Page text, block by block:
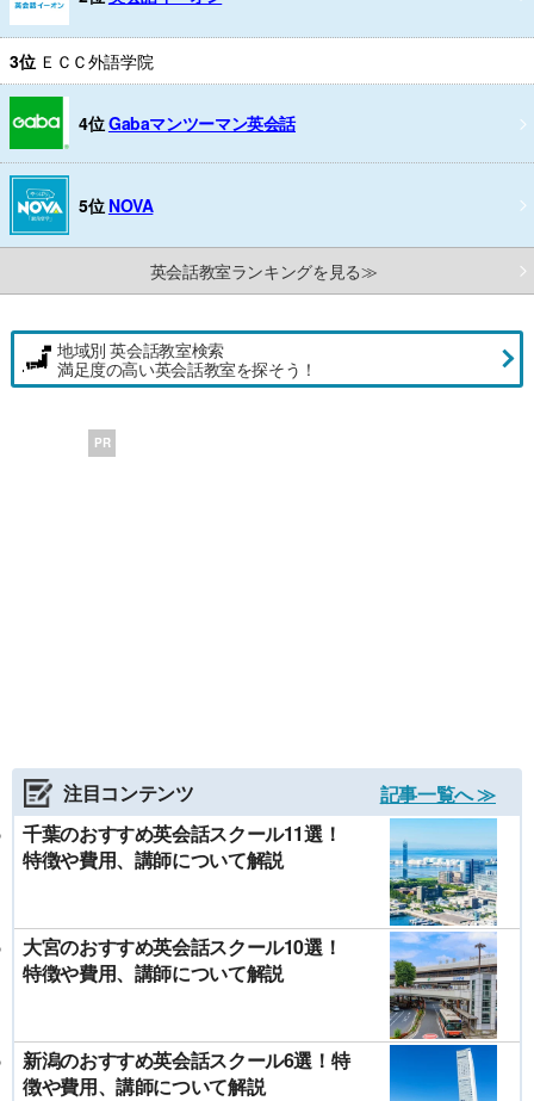
3位 ＥＣＣ外語学院
4位Gabaマンツーマン英会話
5位 NOVA
英会話教室ランキングを見る≫
地域別 英会話教室検索
満足度の高い英会話教室を探そう！
PR
注目コンテンツ
記事一覧へ ≫
千葉のおすすめ英会話スクール11選！
特徴や費用、講師について解説
大宮のおすすめ英会話スクール10選！
特徴や費用、講師について解説
新潟のおすすめ英会話スクール6選！特
徴や費用、講師について解説